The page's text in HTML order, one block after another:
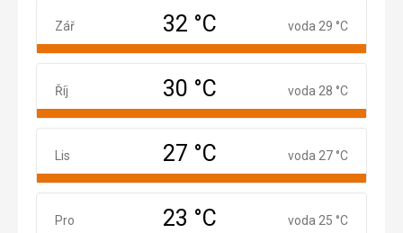
Září
Zář 32 °C voda 29 °C
Říjen
Říj 30 °C voda 28 °C
Listopad
Lis 27 °C voda 27 °C
Prosinec
Pro 23 °C voda 25 °C